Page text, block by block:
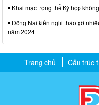
Khai mạc trọng thể Kỳ họp
Đồng Nai kiến nghị tháo gỡ
năm 2024
Trang chủ Cấu trúc